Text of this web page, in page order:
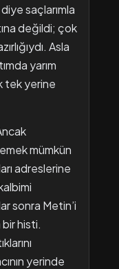
saçlarımla
değildi; çok
Asla
yarım
tek yerine
mümkün
adreslerine
sonra Metin’i
histi.
yerinde